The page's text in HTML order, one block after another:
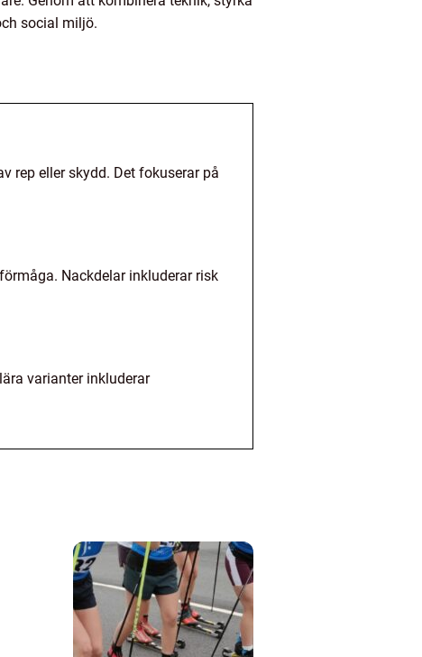
social miljö.
rep eller skydd. Det fokuserar på
Nackdelar inkluderar risk
varianter inkluderar